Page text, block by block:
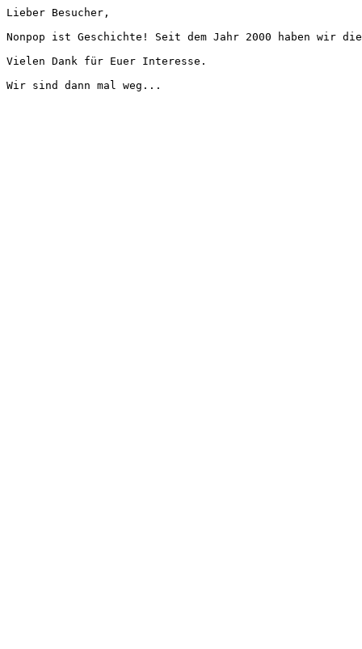
Lieber Besucher,
Nonpop ist Geschichte! Seit dem Jahr 2000 haben wir
Vielen Dank für Euer Interesse.
Wir sind dann mal weg...